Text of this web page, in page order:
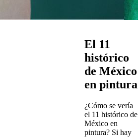
El 11
histórico
de México
en pintura
¿Cómo se vería
el 11 histórico de
México en
pintura? Si hay